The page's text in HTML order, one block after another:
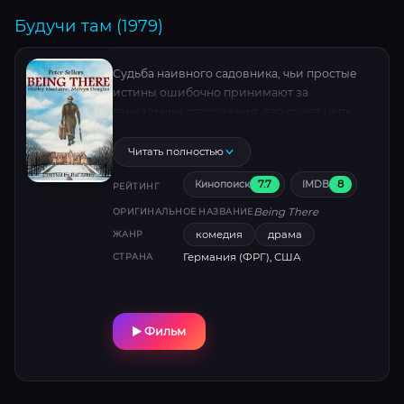
Будучи там (1979)
Судьба наивного садовника, чьи простые
истины ошибочно принимают за
ставшей его творческим завещанием —
тонкая сатира на медиа и политику.
Читать полностью
РЕЙТИНГ Кинопоиск 7.7 IMDB 8
ОРИГИНАЛЬНОЕ НАЗВАНИЕBeing There
ЖАНР комедия драма
СТРАНА Германия (ФРГ), США
Фильм